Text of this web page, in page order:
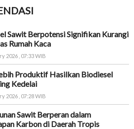
Sawit Berpotensi Signifikan Kurangi
Rumah Kaca
2026 , 07:33 WIB
Produktif Hasilkan Biodiesel
Kedelai
2026 , 07:28 WIB
Sawit Berperan dalam
Karbon di Daerah Tropis